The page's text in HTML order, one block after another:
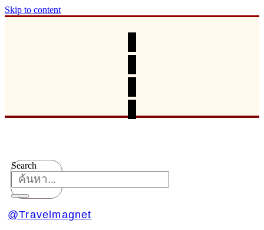
Skip to content
Search
@Travelmagnet